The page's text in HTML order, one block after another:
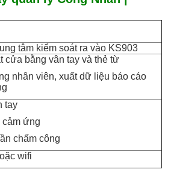
tâm kiểm soát ra vào KS903
cửa bằng vân tay và thẻ từ
nhân viên, xuất dữ liệu báo cáo
tay
cảm ứng
chấm công
wifi